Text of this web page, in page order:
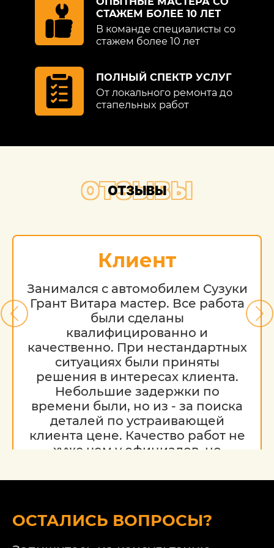
СТАЖЕМ БОЛЕЕ 10 ЛЕТ
В команде специалисты со
стажем более 10 лет
ПОЛНЫЙ СПЕКТР УСЛУГ
От локального ремонта до
стапельных работ
ОТЗЫВЫ
ОТЗЫВЫ
Клиент
Занимался с автомобилем Сузуки
Грант Витара мастер. Все работа
были сделаны
квалифицированно и
качественно. При нестандартных
ситуациях были приняты
решения в интересах клиента.
Небольшие задержки по
времени были, но из - за поиска
деталей по устраивающей
клиента цене. Качество работ не
хуже чем у официалов, но
работу, надеюсь на дальнейшее
ОСТАЛИСЬ ВОПРОСЫ?